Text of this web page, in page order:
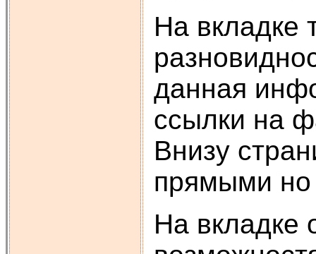
На вкладке
данная
ссылки на
Внизу
прямыми
На вкладке